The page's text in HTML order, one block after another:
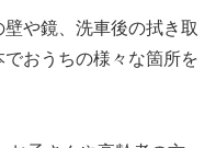
や鏡、洗車後の拭き取
おうちの様々な箇所を